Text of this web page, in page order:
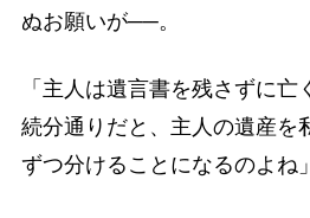
ぬお願いが──。
「主人は遺言書を残さずに
続分通りだと、主人の遺産を
ずつ分けることになるのよね」